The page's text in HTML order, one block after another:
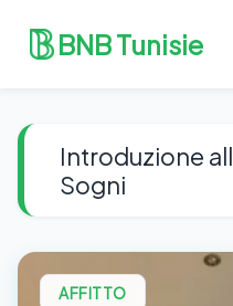
BNB Tunisie
Introduzione
Sogni
AFFITTO